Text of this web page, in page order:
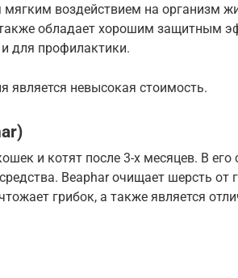
мягким воздействием на организм
обладает хорошим защитным
и для профилактики.
невысокая стоимость.
и котят после 3-х месяцев. В его
Beaphar очищает шерсть от
грибок, а также является